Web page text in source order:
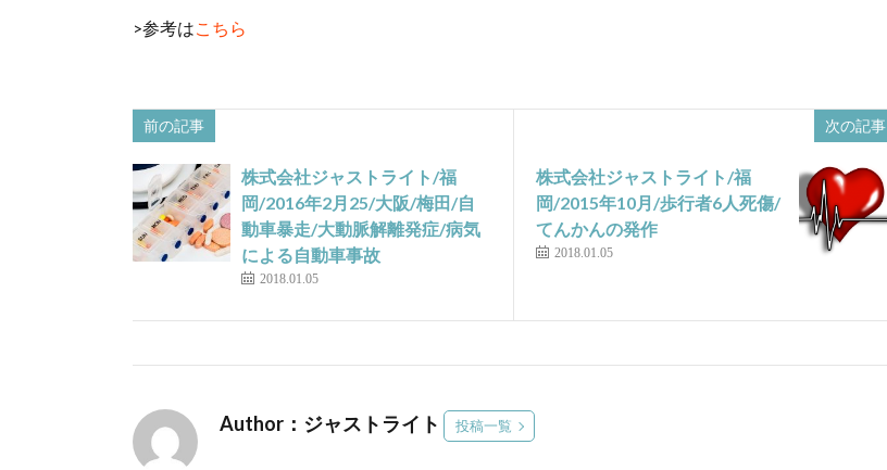
>参考はこちら
前の記事
株式会社ジャストライト/福
岡/2016年2月25/大阪/梅田/自
動車暴走/大動脈解離発症/病気
による自動車事故
2018.01.05
次の記事
株式会社ジャストライト/福
岡/2015年10月/歩行者6人死傷/
てんかんの発作
2018.01.05
Author：ジャストライト 投稿一覧